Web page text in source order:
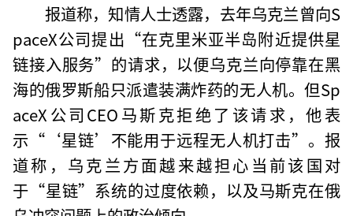
报道称，知情人士透露，去年乌克兰曾向S
paceX公司提出“在克里米亚半岛附近提供星
链接入服务”的请求，以便乌克兰向停靠在黑
海的俄罗斯船只派遣装满炸药的无人机。但Sp
aceX公司CEO马斯克拒绝了该请求，他表
示“‘星链’不能用于远程无人机打击”。报
道称，乌克兰方面越来越担心当前该国对
于“星链”系统的过度依赖，以及马斯克在俄